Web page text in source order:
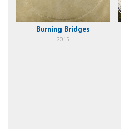
Burning Bridges
2015